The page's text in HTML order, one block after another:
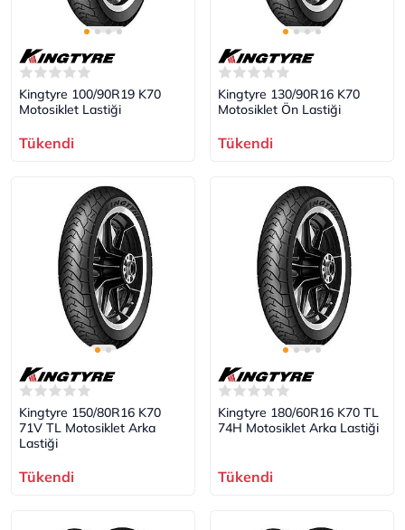
Kingtyre 100/90R19 K70
Motosiklet Lastiği
Tükendi
Kingtyre 130/90R16 K70
Motosiklet Ön Lastiği
Tükendi
Kingtyre 150/80R16 K70
71V TL Motosiklet Arka
Lastiği
Tükendi
Kingtyre 180/60R16 K70 TL
74H Motosiklet Arka Lastiği
Tükendi